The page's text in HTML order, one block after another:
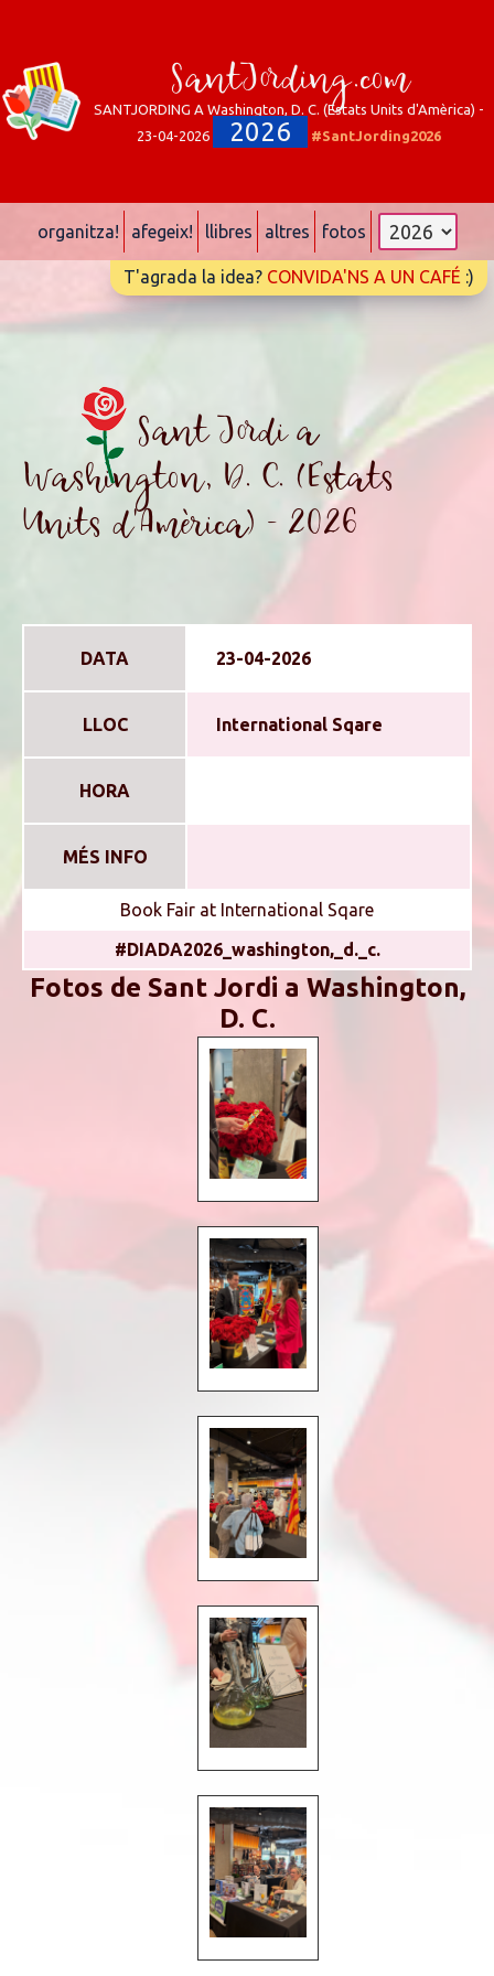
SantJording.com
SANTJORDING A Washington, D. C. (Estats Units d'Amèrica) -
23-04-2026
2026 #SantJording2026
organitza! afegeix! llibres altres fotos
T'agrada la idea? CONVIDA'NS A UN CAFÉ :)
Sant Jordi a
Washington, D. C. (Estats
Units d'Amèrica) - 2026
DATA 23-04-2026
LLOC International Sqare
HORA
MÉS INFO
Book Fair at International Sqare
#DIADA2026_washington,_d._c.
Fotos de Sant Jordi a Washington,
D. C.